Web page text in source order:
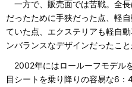
一方で、販売面では苦戦。全
だったために手狭だった点、軽
ていた点、エクステリアも軽自
ンバランスなデザインだったこと
2002年にはロールーフモデル
目シートを乗り降りの容易な6